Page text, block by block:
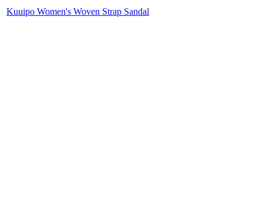
Kuuipo Women's Woven Strap Sandal